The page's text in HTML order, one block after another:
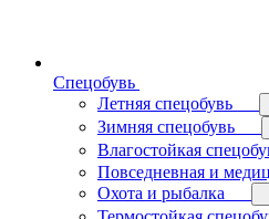
Спецобувь
Летняя спецобувь
Зимняя спецобувь
Влагостойкая
Повседневная и
Охота и рыбалка